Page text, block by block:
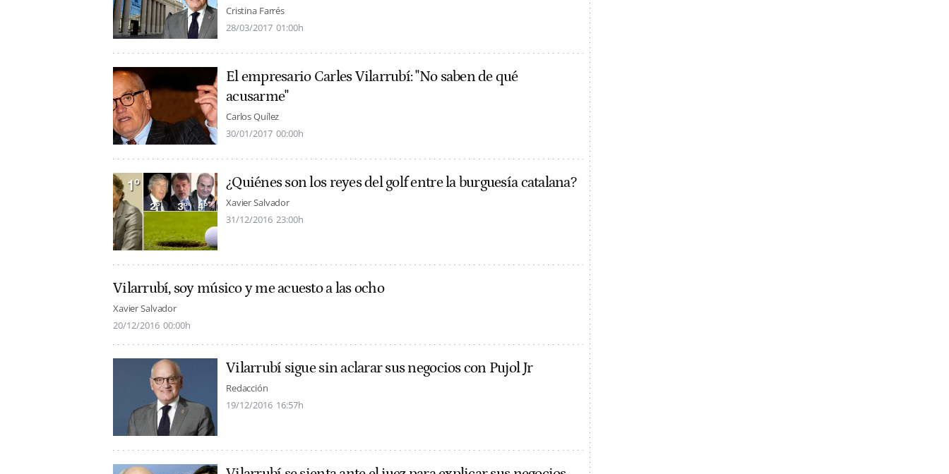
Cristina Farrés
28/03/2017 01:00h
El empresario Carles Vilarrubí: "No saben de qué
acusarme"
Carlos Quílez
30/01/2017 00:00h
¿Quiénes son los reyes del golf entre la burguesía catalana?
Xavier Salvador
31/12/2016 23:00h
Vilarrubí, soy músico y me acuesto a las ocho
Xavier Salvador
20/12/2016 00:00h
Vilarrubí sigue sin aclarar sus negocios con Pujol Jr
Redacción
19/12/2016 16:57h